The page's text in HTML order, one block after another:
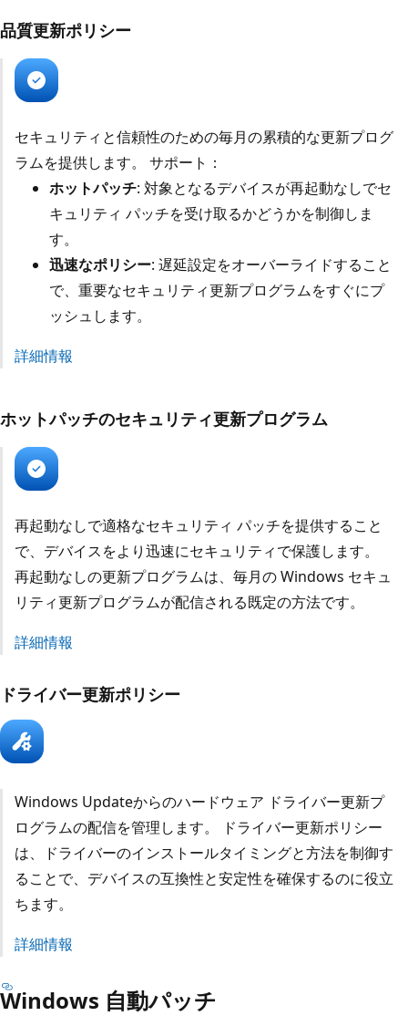
品質更新ポリシー
セキュリティと信頼性のための毎月の累積的な更新プログ
ラムを提供します。 サポート：
ホットパッチ: 対象となるデバイスが再起動なしでセ
キュリティ パッチを受け取るかどうかを制御しま
す。
迅速なポリシー: 遅延設定をオーバーライドすること
で、重要なセキュリティ更新プログラムをすぐにプ
ッシュします。
詳細情報
ホットパッチのセキュリティ更新プログラム
再起動なしで適格なセキュリティ パッチを提供すること
で、デバイスをより迅速にセキュリティで保護します。
再起動なしの更新プログラムは、毎月の Windows セキュ
リティ更新プログラムが配信される既定の方法です。
詳細情報
ドライバー更新ポリシー
Windows Updateからのハードウェア ドライバー更新プ
ログラムの配信を管理します。 ドライバー更新ポリシー
は、ドライバーのインストールタイミングと方法を制御す
ることで、デバイスの互換性と安定性を確保するのに役立
ちます。
詳細情報
Windows 自動パッチ